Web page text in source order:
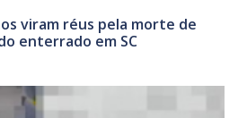
viram réus pela morte de
enterrado em SC